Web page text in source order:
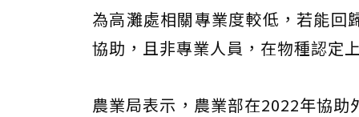
為高灘處相關專業度較低，若能回
協助，且非專業人員，在物種認定
農業局表示，農業部在2022年協助